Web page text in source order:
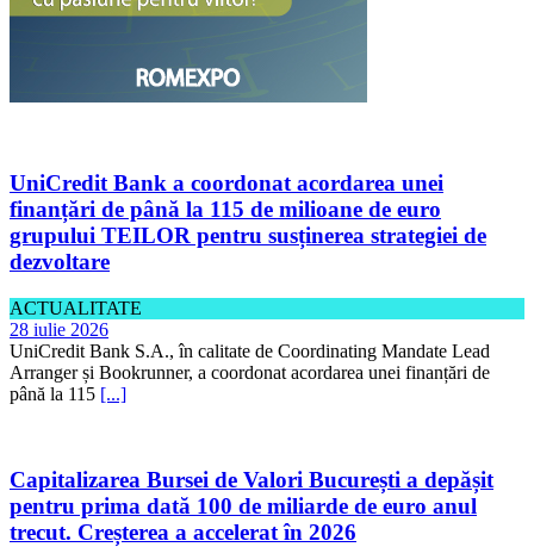
UniCredit Bank a coordonat acordarea unei
finanțări de până la 115 de milioane de euro
grupului TEILOR pentru susținerea strategiei de
dezvoltare
ACTUALITATE
28 iulie 2026
UniCredit Bank S.A., în calitate de Coordinating Mandate Lead
Arranger și Bookrunner, a coordonat acordarea unei finanțări de
până la 115 [...]
Capitalizarea Bursei de Valori București a depășit
pentru prima dată 100 de miliarde de euro anul
trecut. Creșterea a accelerat în 2026